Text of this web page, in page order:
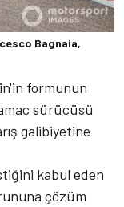
Bagnaia,
formunun
sürücüsü
galibiyetine
kabul eden
çözüm